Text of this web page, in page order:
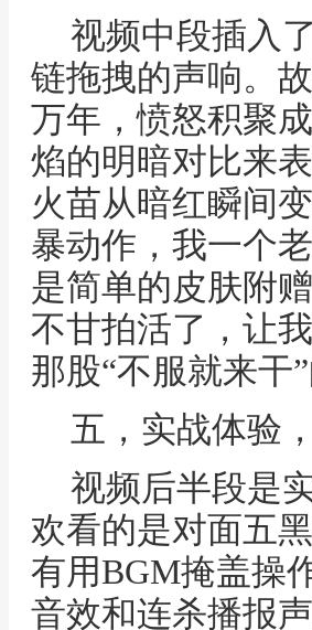
视频中段插入
链拖拽的声响。
万年，愤怒积聚
焰的明暗对比来
火苗从暗红瞬间
暴动作，我一个
是简单的皮肤附
不甘拍活了，让
那股“不服就来干
五，实战体验
视频后半段是
欢看的是对面五
有用BGM掩盖操
音效和连杀播报